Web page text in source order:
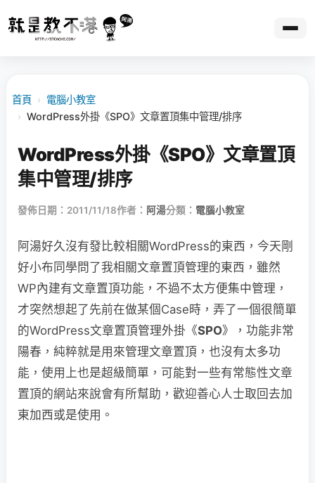
首頁 › 電腦小教室
› WordPress外掛《SPO》文章置頂集中管理/排序
WordPress外掛《SPO》文章置頂
集中管理/排序
發佈日期：2011/11/18作者： 阿湯分類： 電腦小教室
阿湯好久沒有發比較相關WordPress的東西，今天剛
好小布同學問了我相關文章置頂管理的東西，雖然
WP內建有文章置頂功能，不過不太方便集中管理，
才突然想起了先前在做某個Case時，弄了一個很簡單
的WordPress文章置頂管理外掛《SPO》，功能非常
陽春，純粹就是用來管理文章置頂，也沒有太多功
能，使用上也是超級簡單，可能對一些有常態性文章
置頂的網站來說會有所幫助，歡迎善心人士取回去加
東加西或是使用。